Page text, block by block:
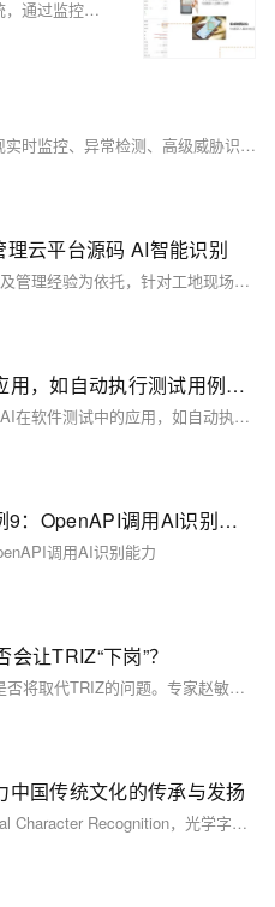
AI视频分析技术应用于智慧城管系统，通过监控摄像头实时识别违法行为，如违规摆摊、垃圾、违章停车等，实现非现场执法和预警。算法平台检测街面秩序（出店、游商、机动车、占道）和市容环境（垃圾、晾晒、垃圾桶、路面不洁、漂浮物、乱堆物料），助力及时处理问题，提升城市管理效率。
AI在网络安全中扮演关键角色，实现实时监控、异常检测、高级威胁识别和自动化响应。通过机器学习和深度学习，AI能分析大量数据，预测攻击，智能支持决策，并评估风险。然而，随着攻击手段进化，AI系统的抗攻击性研究和持续升级至关重要。
云平台源码 AI智能识别
“智慧工地管理平台”以现场实际施工及管理经验为依托，针对工地现场痛点，能在工地落地实施的模块化、一体化综合管理平台。为建筑公司、地产公司、监管单位租赁企业、设备生产厂提供了完整的数据接入和管理服务。
【专栏】AI在软件测试中的应用，如自动执行测试用例、识别缺陷和优化测试设计
【4月更文挑战第27天】本文探讨了AI在软件测试中的应用，如自动执行测试用例、识别缺陷和优化测试设计。AI辅助工具利用机器学习、自然语言处理和图像识别提高效率，但面临数据质量、模型解释性、维护更新及安全性挑战。未来，AI将更注重用户体验，提升透明度，并在保护隐私的同时，通过联邦学习等技术共享知识。AI在软件测试领域的前景广阔，但需解决现有挑战。
AI Earth ——开发者模式案例9：OpenAPI调用AI识别能力
调用AI识别能力
让TRIZ“下岗”？
法思诺创新直播间探讨了AI(AIGC)是否将取代TRIZ的问题。专家赵敏认为，AI与TRIZ在技术创新领域具有互补性，结合两者更务实。TRIZ提供结构化分析框架，AI加速数据处理和方案生成。DeepSeek、Gemini等AI也指出，二者各有优劣，应在复杂创新中协同使用。企业应建立双轨知识库，重构人机混合创新流程，实现全面升级。结论显示，AI与TRIZ互补远超竞争，结合二者是未来技术创新的关键。
国传统文化的传承与发扬
随着科技的不断发展，OCR（Optical Character Recognition，光学字符识别）技术在各个领域得到了广泛应用。 近年来，古彝文作为一种具有悠久历史和独特魅力的文字，逐渐受到了学者们的关注。探索古彝文识别OCR技术，不仅有助于挖掘、整理和传承中国传统文化，还能为现代科技与文化的交流搭建桥梁。